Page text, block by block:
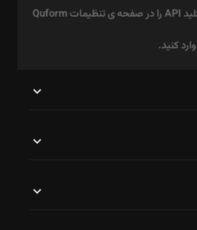
برای استفاده از ریکپچا بایستی کلید API را در صفحه ی تنظیمات Quform
وارد کنید.